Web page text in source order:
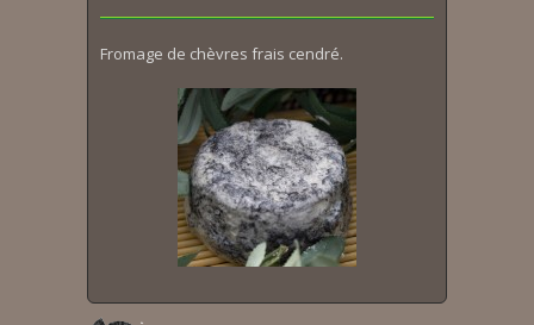
Fromage de chèvres frais cendré.